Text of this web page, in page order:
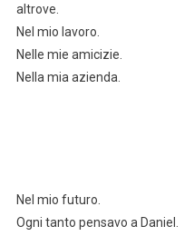
altrove.
Nel mio lavoro.
Nelle mie amicizie.
Nella mia azienda.
Nel mio futuro.
Ogni tanto pensavo a Daniel.